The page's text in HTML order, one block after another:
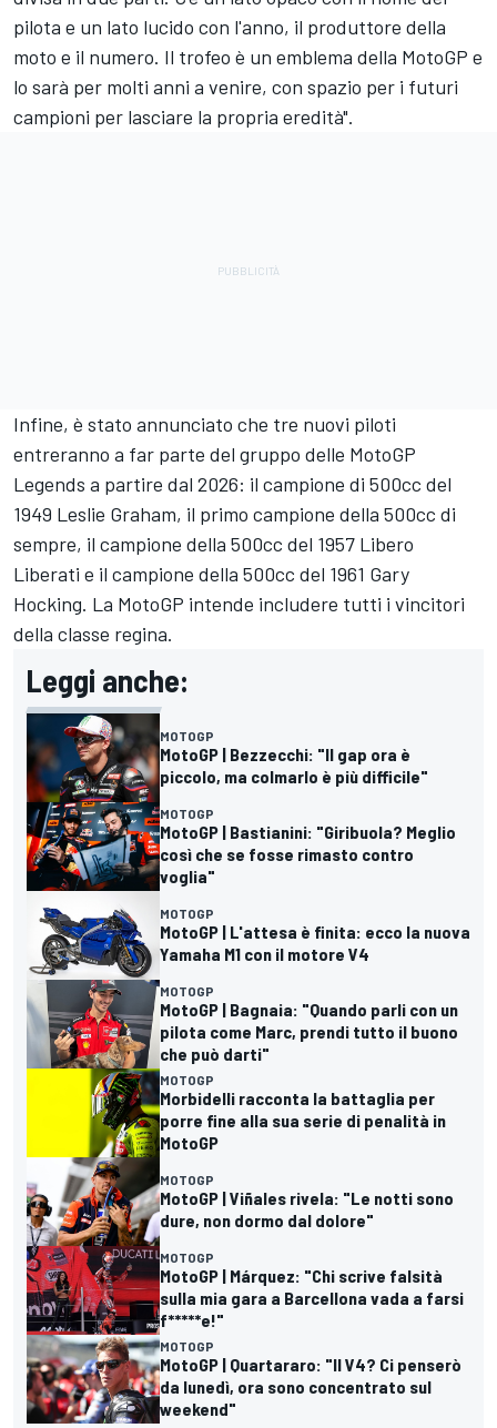
pilota e un lato lucido con l'anno, il produttore della
moto e il numero. Il trofeo è un emblema della MotoGP e
lo sarà per molti anni a venire, con spazio per i futuri
campioni per lasciare la propria eredità".
Infine, è stato annunciato che tre nuovi piloti
entreranno a far parte del gruppo delle MotoGP
Legends a partire dal 2026: il campione di 500cc del
1949 Leslie Graham, il primo campione della 500cc di
sempre, il campione della 500cc del 1957 Libero
Liberati e il campione della 500cc del 1961 Gary
Hocking. La MotoGP intende includere tutti i vincitori
della classe regina.
Leggi anche:
MOTOGP
MotoGP | Bezzecchi: "Il gap ora è
piccolo, ma colmarlo è più difficile"
MOTOGP
MotoGP | Bastianini: "Giribuola? Meglio
così che se fosse rimasto contro
voglia"
MOTOGP
MotoGP | L'attesa è finita: ecco la nuova
Yamaha M1 con il motore V4
MOTOGP
MotoGP | Bagnaia: "Quando parli con un
pilota come Marc, prendi tutto il buono
che può darti"
MOTOGP
Morbidelli racconta la battaglia per
porre fine alla sua serie di penalità in
MotoGP
MOTOGP
MotoGP | Viñales rivela: "Le notti sono
dure, non dormo dal dolore"
MOTOGP
MotoGP | Márquez: "Chi scrive falsità
sulla mia gara a Barcellona vada a farsi
f*****e!"
MOTOGP
MotoGP | Quartararo: "Il V4? Ci penserò
da lunedì, ora sono concentrato sul
weekend"